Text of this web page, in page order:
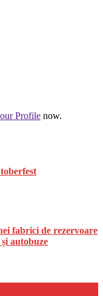
Profile now.
fabrici de rezervoare
autobuze